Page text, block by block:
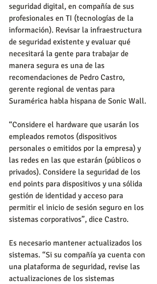
seguridad digital, en compañía de sus
profesionales en TI (tecnologías de la
información). Revisar la infraestructura
de seguridad existente y evaluar qué
necesitará la gente para trabajar de
manera segura es una de las
recomendaciones de Pedro Castro,
gerente regional de ventas para
Suramérica habla hispana de Sonic Wall.
“Considere el hardware que usarán los
empleados remotos (dispositivos
personales o emitidos por la empresa) y
las redes en las que estarán (públicos o
privados). Considere la seguridad de los
end points para dispositivos y una sólida
gestión de identidad y acceso para
permitir el inicio de sesión seguro en los
sistemas corporativos”, dice Castro.
Es necesario mantener actualizados los
sistemas. “Si su compañía ya cuenta con
una plataforma de seguridad, revise las
actualizaciones de los sistemas